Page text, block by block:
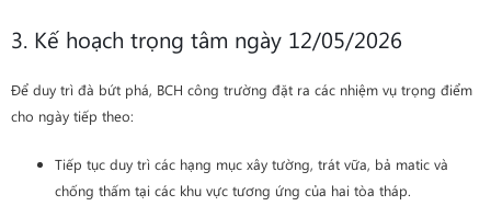
3. Kế hoạch trọng tâm ngày 12/05/2026
Để duy trì đà bứt phá, BCH công trường đặt ra các nhiệm vụ trọng điểm
cho ngày tiếp theo:
Tiếp tục duy trì các hạng mục xây tường, trát vữa, bả matic và
chống thấm tại các khu vực tương ứng của hai tòa tháp.